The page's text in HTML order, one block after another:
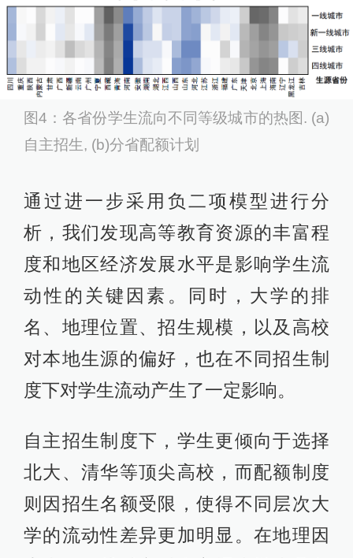
图4：各省份学生流向不同等级城市的热图. (a)
自主招生, (b)分省配额计划
通过进一步采用负二项模型进行分
析，我们发现高等教育资源的丰富程
度和地区经济发展水平是影响学生流
动性的关键因素。同时，大学的排
名、地理位置、招生规模，以及高校
对本地生源的偏好，也在不同招生制
度下对学生流动产生了一定影响。
自主招生制度下，学生更倾向于选择
北大、清华等顶尖高校，而配额制度
则因招生名额受限，使得不同层次大
学的流动性差异更加明显。在地理因